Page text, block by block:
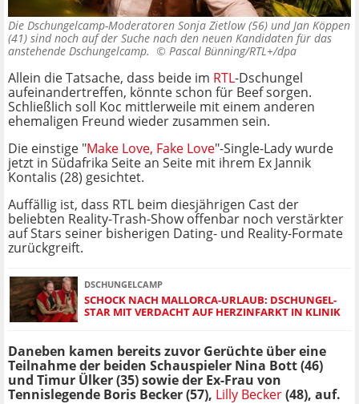
Die Dschungelcamp-Moderatoren Sonja Zietlow (56) und Jan Köppen
(41) sind noch auf der Suche nach den neuen Kandidaten für das
anstehende Dschungelcamp. © Pascal Bünning/RTL+/dpa
Allein die Tatsache, dass beide im RTL-Dschungel
aufeinandertreffen, könnte schon für Beef sorgen.
Schließlich soll Koc mittlerweile mit einem anderen
ehemaligen Freund wieder zusammen sein.
Die einstige "Make Love, Fake Love"-Single-Lady wurde
jetzt in Südafrika Seite an Seite mit ihrem Ex Jannik
Kontalis (28) gesichtet.
Auffällig ist, dass RTL beim diesjährigen Cast der
beliebten Reality-Trash-Show offenbar noch verstärkter
auf Stars seiner bisherigen Dating- und Reality-Formate
zurückgreift.
DSCHUNGELCAMP
SCHOCK NACH MALLORCA-URLAUB: DSCHUNGEL-
STAR MIT VERDACHT AUF HERZINFARKT IN KLINIK
Daneben kamen bereits zuvor Gerüchte über eine
Teilnahme der beiden Schauspieler Nina Bott (46)
und Timur Ülker (35) sowie der Ex-Frau von
Tennislegende Boris Becker (57), Lilly Becker(48), auf.